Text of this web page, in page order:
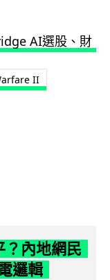
II
？內地網民
邏輯